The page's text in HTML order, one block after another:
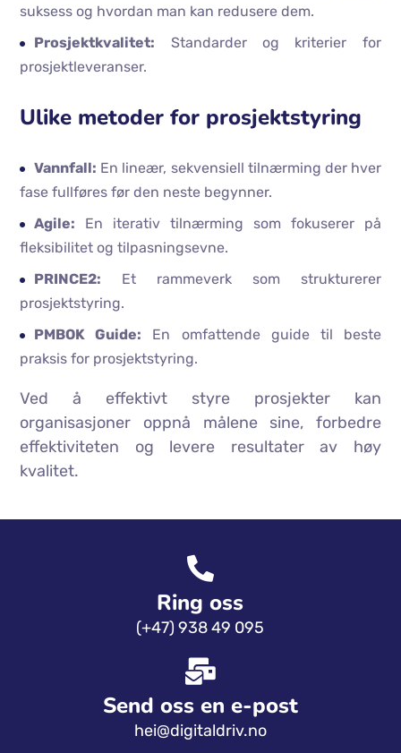
suksess og hvordan man kan redusere dem.
Prosjektkvalitet: Standarder og kriterier for
prosjektleveranser.
Ulike metoder for prosjektstyring
Vannfall: En lineær, sekvensiell tilnærming der hver
fase fullføres før den neste begynner.
Agile: En iterativ tilnærming som fokuserer på
fleksibilitet og tilpasningsevne.
PRINCE2: Et rammeverk som strukturerer
prosjektstyring.
PMBOK Guide: En omfattende guide til beste
praksis for prosjektstyring.
Ved å effektivt styre prosjekter kan
organisasjoner oppnå målene sine, forbedre
effektiviteten og levere resultater av høy
kvalitet.
Ring oss
(+47) 938 49 095
Send oss ​​en e-post
hei@digitaldriv.no